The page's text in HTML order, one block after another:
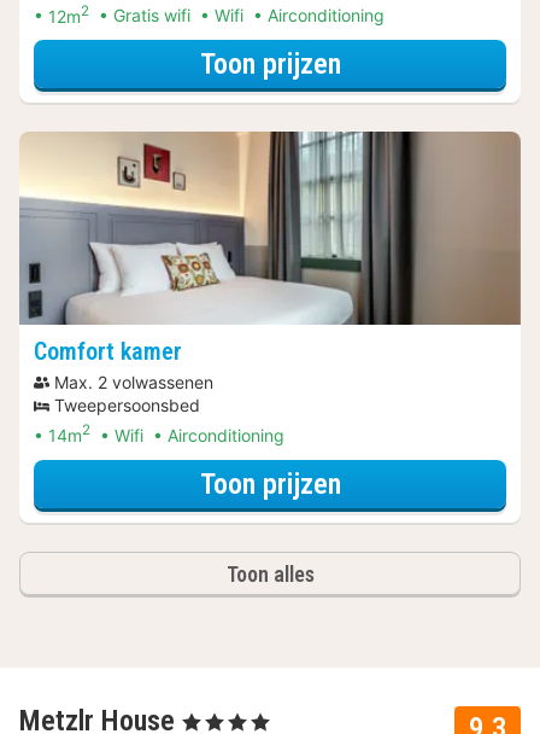
12m2 Gratis wifi Wifi Airconditioning
Toon prijzenvoor Late
Comfort kamer
Max. 2 volwassenen
Tweepersoonsbed
14m2 Wifi Airconditioning
Toon prijzenvoor Late
Toon alles
Metzlr House , 4 Sterren